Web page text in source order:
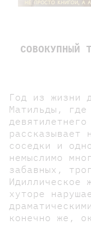
СОВОКУПНЫЙ
Год из жизни
Матильды,
соседки и
немыслимо
забавных,
Идиллическое
хуторе
конечно же,